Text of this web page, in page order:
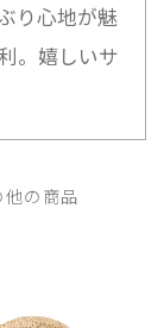
り心地が魅
。嬉しいサ
他の商品